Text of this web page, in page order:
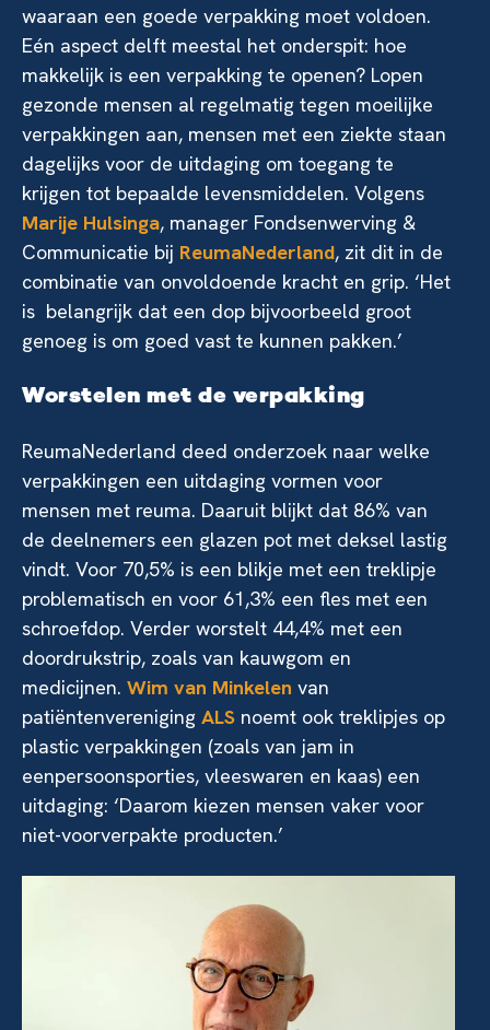
waaraan een goede verpakking moet voldoen.
Eén aspect delft meestal het onderspit: hoe
makkelijk is een verpakking te openen? Lopen
gezonde mensen al regelmatig tegen moeilijke
verpakkingen aan, mensen met een ziekte staan
dagelijks voor de uitdaging om toegang te
krijgen tot bepaalde levensmiddelen. Volgens
Marije Hulsinga, manager Fondsenwerving &
Communicatie bij ReumaNederland, zit dit in de
combinatie van onvoldoende kracht en grip. ‘Het
is belangrijk dat een dop bijvoorbeeld groot
genoeg is om goed vast te kunnen pakken.’
Worstelen met de verpakking
ReumaNederland deed onderzoek naar welke
verpakkingen een uitdaging vormen voor
mensen met reuma. Daaruit blijkt dat 86% van
de deelnemers een glazen pot met deksel lastig
vindt. Voor 70,5% is een blikje met een treklipje
problematisch en voor 61,3% een fles met een
schroefdop. Verder worstelt 44,4% met een
doordrukstrip, zoals van kauwgom en
medicijnen. Wim van Minkelen van
patiëntenvereniging ALS noemt ook treklipjes op
plastic verpakkingen (zoals van jam in
eenpersoonsporties, vleeswaren en kaas) een
uitdaging: ‘Daarom kiezen mensen vaker voor
niet-voorverpakte producten.’